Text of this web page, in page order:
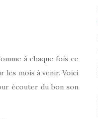
à chaque fois ce
les mois à venir. Voici
écouter du bon son